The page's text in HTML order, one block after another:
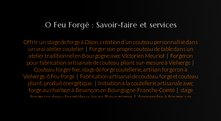
O Feu Forgé : Savoir-faire et services
Offrir un stage de forge à Dijon, création d’un couteau personnalisé dans
un vrai atelier coutelier|
Forger son propre couteau de table dans un
atelier traditionnel en Bourgogne avec Victorien Meuriot|
Forgeron
pour fabrication artisanale de couteau pliant sur-mesure à Vielverge|
Couteau forger fixe, stage de forge coutellerie, artisan forgeron à
Vielverge, ô Feu Forgé|
Fabrication artisanal de couteau forgé et couteau
pliant, produit énergétique.
Initiation à la coutellerie artisanale avec
forge au charbon à Besançon en Bourgogne-Franche-Comté|
stage
forge couteau forgé deux jours Bourgogne| Apprendre à forger un